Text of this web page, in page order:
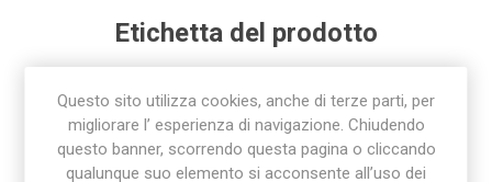
Etichetta del prodotto
raccorderia sab (85)
Questo sito utilizza cookies, anche di terze parti, per
migliorare l’ esperienza di navigazione. Chiudendo
questo banner, scorrendo questa pagina o cliccando
qualunque suo elemento si acconsente all’uso dei